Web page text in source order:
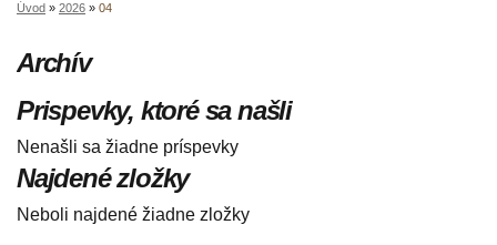
Úvod » 2026 » 04
Archív
Prispevky, ktoré sa našli
Nenašli sa žiadne príspevky
Najdené zložky
Neboli najdené žiadne zložky